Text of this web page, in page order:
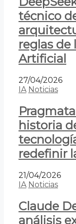
técnico
reglas de
Artificial
27/04/2026
IA Noticias
historia
redefinir
21/04/2026
IA Noticias
Claude
análisis